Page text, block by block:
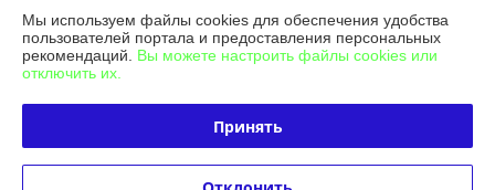
Юридическое лицо:Общество с ограниченной ответственностью
"Альфасептика"
220070, г. Минск, ул. Радиальная, д. 11 Б, офис 12/2
Регистрационный номер ЕГР: 193455025
Регистрационный орган: Минский горисполком
Мы используем файлы cookies для обеспечения удобства
пользователей портала и предоставления персональных
рекомендаций. Вы можете настроить файлы cookies или
отключить их.
Принять